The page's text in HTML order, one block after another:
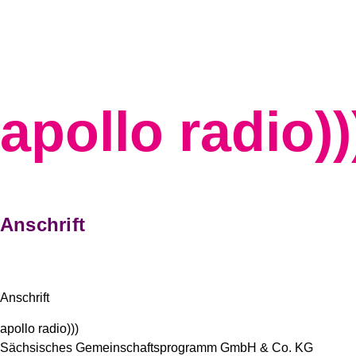
apollo
Anschrift
Anschrift
apollo radio)))
Sächsisches Gemeinschaftsprogramm GmbH & Co. KG